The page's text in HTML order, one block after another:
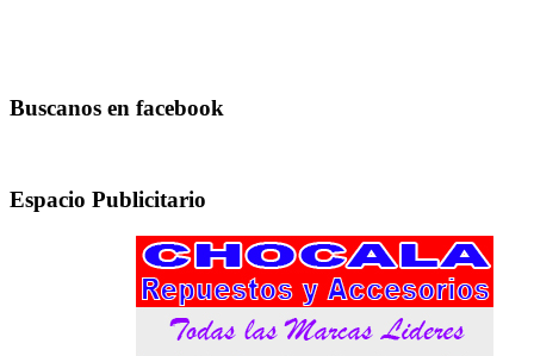
Buscanos en facebook
Espacio Publicitario